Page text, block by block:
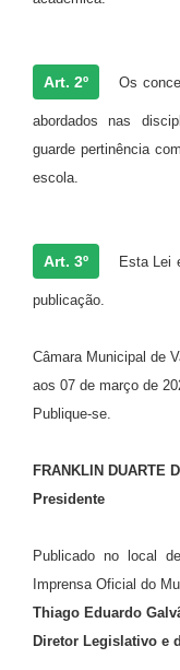
Art. 2º Os
abordados nas
guarde pertinência
escola.
Art. 3º Esta Lei
publicação.
Câmara Municipal de
aos 07 de março de
Publique-se.
FRANKLIN DUARTE
Presidente
Publicado no local
Imprensa Oficial do
Thiago Eduardo
Diretor Legislativo e